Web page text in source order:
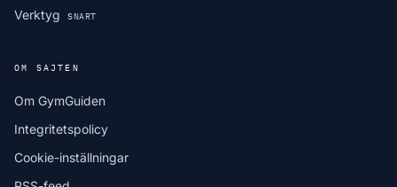
Verktyg
SNART
OM SAJTEN
Om GymGuiden
Integritetspolicy
Cookie-inställningar